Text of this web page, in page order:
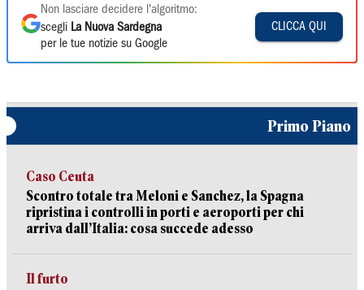
Non lasciare decidere l'algoritmo:
scegli La Nuova Sardegna
per le tue notizie su Google
CLICCA QUI
Primo Piano
Caso Ceuta
Scontro totale tra Meloni e Sanchez, la Spagna
ripristina i controlli in porti e aeroporti per chi
arriva dall’Italia: cosa succede adesso
Il furto